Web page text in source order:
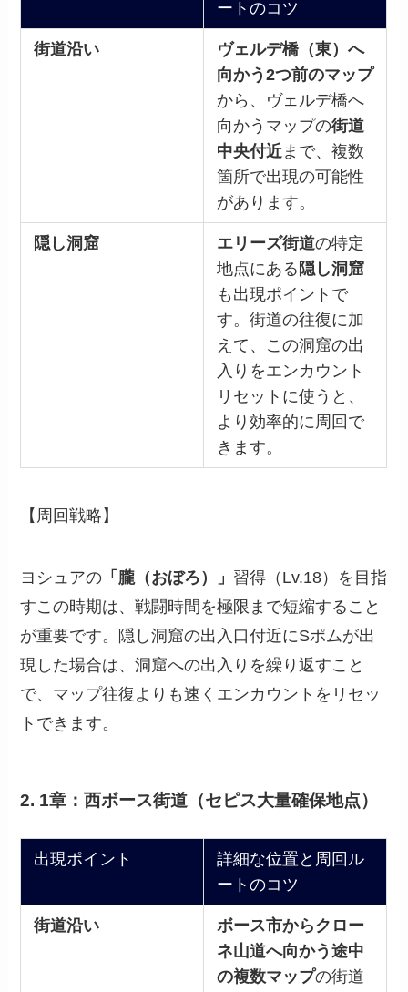
ートのコツ
街道沿い
ヴェルデ橋（東）へ
向かう2つ前のマップ
から、ヴェルデ橋へ
向かうマップの街道
中央付近まで、複数
箇所で出現の可能性
があります。
隠し洞窟 エリーズ街道の特定
地点にある 隠し洞窟
も出現ポイントで
す。街道の往復に加
えて、この洞窟の出
入りをエンカウント
リセットに使うと、
より効率的に周回で
きます。
【周回戦略】
ヨシュアの 「朧（おぼろ）」 習得（Lv.18）を目指
すこの時期は、戦闘時間を極限まで短縮すること
が重要です。隠し洞窟の出入口付近にSポムが出
現した場合は、洞窟への出入りを繰り返すこと
で、マップ往復よりも速くエンカウントをリセッ
トできます。
2. 1章：西ボース街道（セピス大量確保地点）
出現ポイント
詳細な位置と周回ル
ートのコツ
街道沿い
ボース市からクロー
ネ山道へ向かう途中
の複数マップの街道